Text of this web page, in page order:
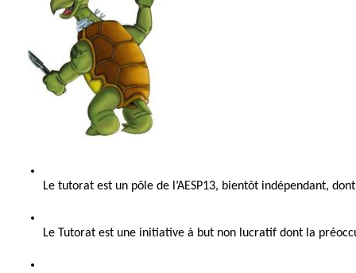
Le tutorat est un pôle de l’AESP13, bientôt indépendant,
Le Tutorat est une initiative à but non lucratif dont la